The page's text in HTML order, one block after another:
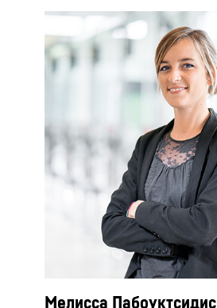
Мелисса Пабоуктсидис